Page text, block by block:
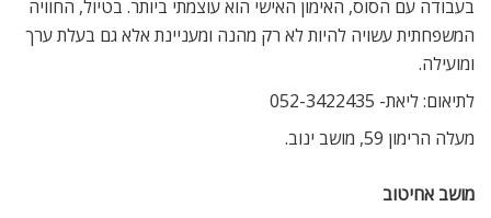
בעבודה עם הסוס, האימון האישי הוא עוצמתי ביותר. בטיול, החוויה
המשפחתית עשויה להיות לא רק מהנה ומעניינת אלא גם בעלת ערך
ומועילה.
לתיאום: ליאת- 052-3422435
מעלה הרימון 59, מושב ינוב.
מושב אחיטוב